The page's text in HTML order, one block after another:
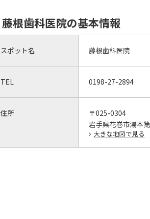
藤根歯科医院の基本情報
スポット名 藤根歯科医院
TEL 0198-27-2894
住所
〒025-0304
岩手県花巻市湯本
大きな地図で見る